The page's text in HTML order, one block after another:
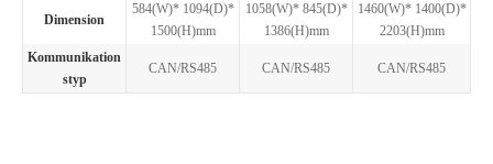
Dimension
584(W)* 1094(D)*
1500(H)mm
1058(W)* 845(D)*
1386(H)mm
1460(W)* 1400(D)*
2203(H)mm
Kommunikation
styp
CAN/RS485 CAN/RS485 CAN/RS485